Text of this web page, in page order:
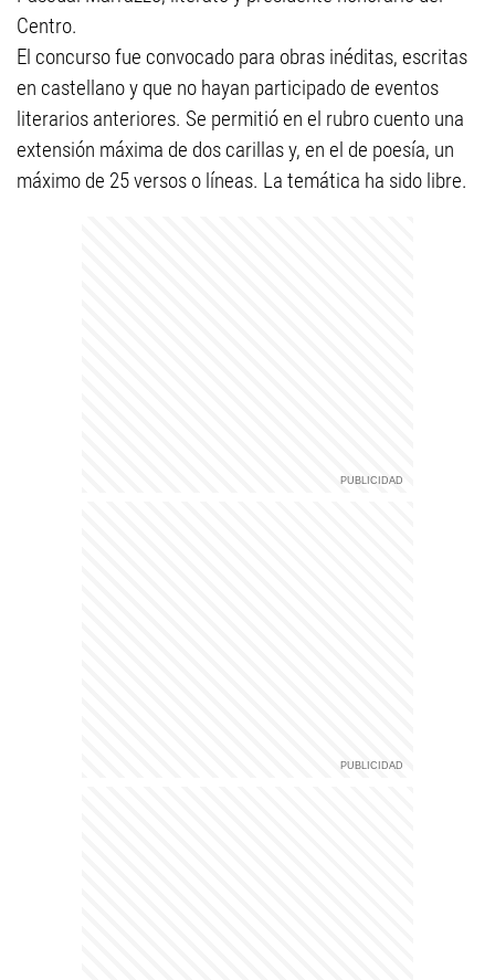
Centro.
El concurso fue convocado para obras inéditas, escritas
en castellano y que no hayan participado de eventos
literarios anteriores. Se permitió en el rubro cuento una
extensión máxima de dos carillas y, en el de poesía, un
máximo de 25 versos o líneas. La temática ha sido libre.